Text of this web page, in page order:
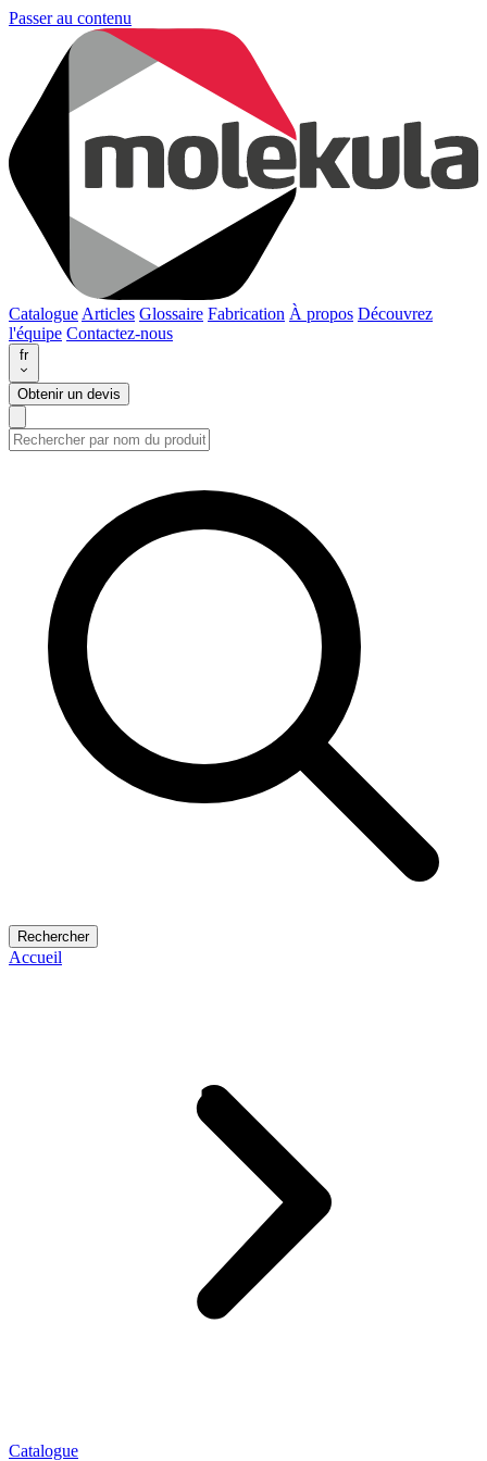
Passer au contenu
Catalogue Articles Glossaire Fabrication À propos Découvrez
l'équipe Contactez-nous
fr
Obtenir un devis
Rechercher
Accueil
Catalogue